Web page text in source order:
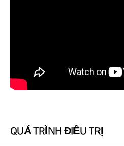
QUÁ TRÌNH ĐIỀU TRỊ